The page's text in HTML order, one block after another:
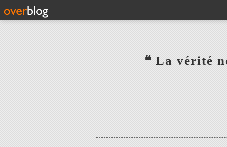
‎❝ La vérité